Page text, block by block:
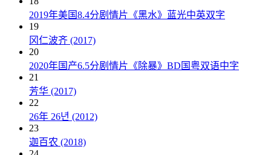
2019年美国8.4分剧情片《黑水》蓝光中英双字
19
冈仁波齐 (2017)
20
2020年国产6.5分剧情片《除暴》BD国粤双语中字
21
芳华 (2017)
22
26年 26년 (2012)
23
迦百农 (2018)